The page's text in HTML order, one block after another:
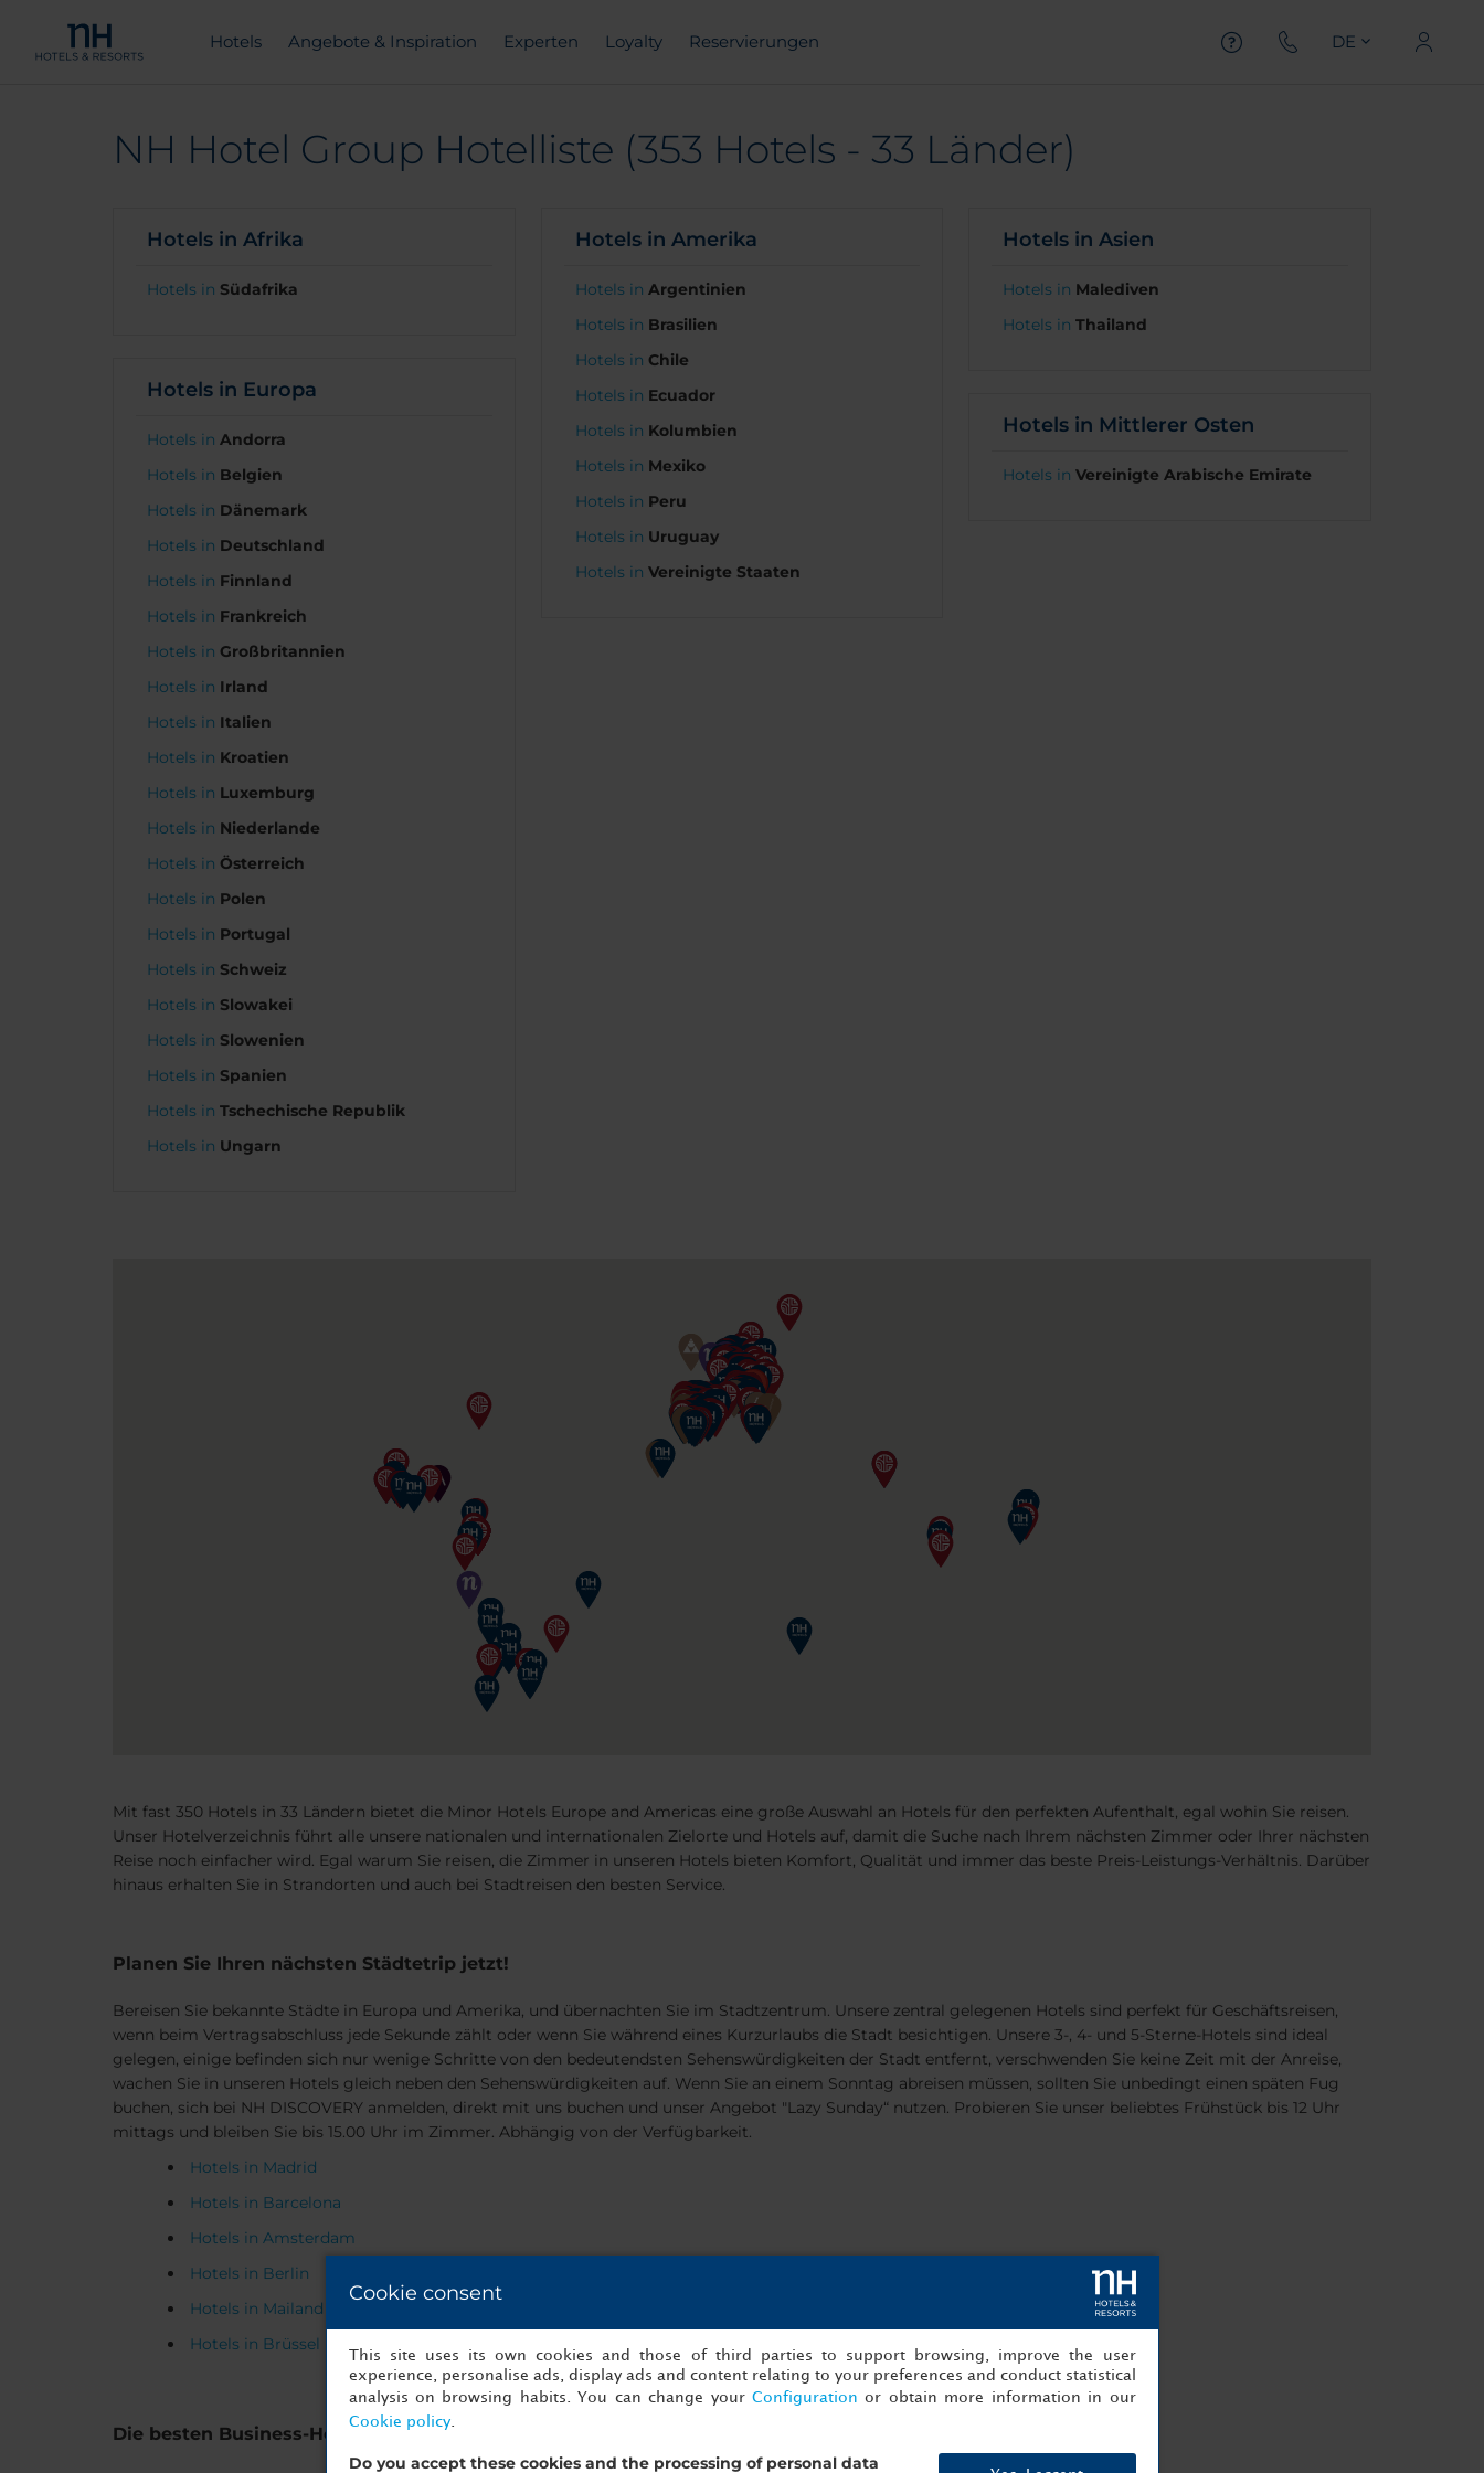
Hotels Angebote & Inspiration Experten Loyalty Reservierungen DE
NH Hotel Group Hotelliste (353 Hotels - 33 Länder)
Hotels in Afrika
Hotels in Südafrika
Hotels in Amerika
Hotels in Argentinien
Hotels in Brasilien
Hotels in Chile
Hotels in Ecuador
Hotels in Kolumbien
Hotels in Mexiko
Hotels in Peru
Hotels in Uruguay
Hotels in Vereinigte Staaten
Hotels in Asien
Hotels in Malediven
Hotels inThailand
Hotels in Europa
Hotels in Andorra
Hotels in Belgien
Hotels in Dänemark
Hotels in Deutschland
Hotels in Finnland
Hotels in Frankreich
Hotels in Großbritannien
Hotels in Irland
Hotels in Italien
Hotels in Kroatien
Hotels in Luxemburg
Hotels in Niederlande
Hotels in Österreich
Hotels in Polen
Hotels in Portugal
Hotels in Schweiz
Hotels in Slowakei
Hotels in Slowenien
Hotels in Spanien
Hotels in Tschechische Republik
Hotels in Ungarn
Hotels in Mittlerer Osten
Hotels inVereinigte Arabische Emirate
Mit fast 350 Hotels in 33 Ländern bietet die Minor Hotels Europe and Americas eine große Auswahl an Hotels für den perfekten Aufenthalt, egal wohin Sie reisen.
Unser Hotelverzeichnis führt alle unsere nationalen und internationalen Zielorte und Hotels auf, damit die Suche nach Ihrem nächsten Zimmer oder Ihrer nächsten
Reise noch einfacher wird. Egal warum Sie reisen, die Zimmer in unseren Hotels bieten Komfort, Qualität und immer das beste Preis-Leistungs-Verhältnis. Darüber
hinaus erhalten Sie in Strandorten und auch bei Stadtreisen den besten Service.
Planen Sie Ihren nächsten Städtetrip jetzt!
Bereisen Sie bekannte Städte in Europa und Amerika, und übernachten Sie im Stadtzentrum. Unsere zentral gelegenen Hotels sind perfekt für Geschäftsreisen,
wenn beim Vertragsabschluss jede Sekunde zählt oder wenn Sie während eines Kurzurlaubs die Stadt besichtigen. Unsere 3-, 4- und 5-Sterne-Hotels sind ideal
gelegen, einige befinden sich nur wenige Schritte von den bedeutendsten Sehenswürdigkeiten der Stadt entfernt, verschwenden Sie keine Zeit mit der Anreise,
wachen Sie in unseren Hotels gleich neben den Sehenswürdigkeiten auf. Wenn Sie an einem Sonntag abreisen müssen, sollten Sie unbedingt einen späten Fug
buchen, sich bei NH DISCOVERY anmelden, direkt mit uns buchen und unser Angebot "Lazy Sunday“ nutzen. Probieren Sie unser beliebtes Frühstück bis 12 Uhr
mittags und bleiben Sie bis 15.00 Uhr im Zimmer. Abhängig von der Verfügbarkeit.
Hotels in Madrid
Hotels in Barcelona
Hotels in Amsterdam
Hotels in Berlin
Hotels in Mailand
Hotels in Brüssel
Die besten Business-Hotels
Cookie consent
This site uses its own cookies and those of third parties to support browsing, improve the user
experience, personalise ads, display ads and content relating to your preferences and conduct statistical
analysis on browsing habits. You can change your Configuration or obtain more information in our
Cookie policy.
Do you accept these cookies and the processing of personal data